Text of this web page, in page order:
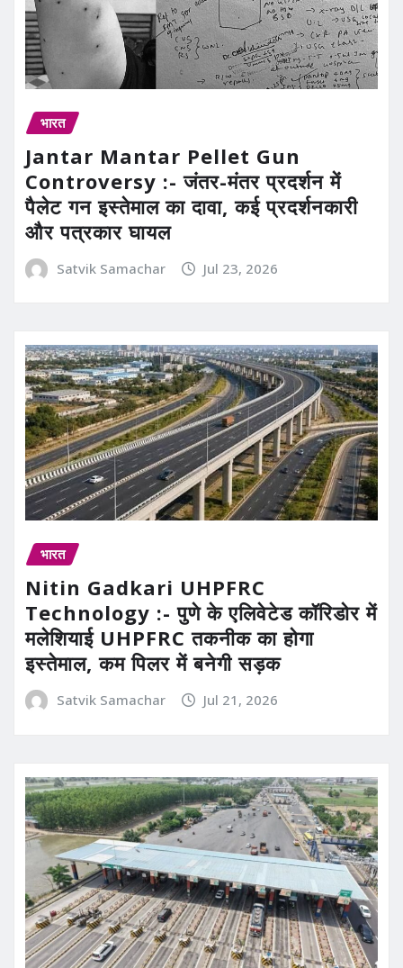
भारत
Jantar Mantar Pellet Gun
Controversy :- जंतर-मंतर प्रदर्शन में
पैलेट गन इस्तेमाल का दावा, कई प्रदर्शनकारी
और पत्रकार घायल
Satvik Samachar Jul 23, 2026
भारत
Nitin Gadkari UHPFRC
Technology :- पुणे के एलिवेटेड कॉरिडोर में
मलेशियाई UHPFRC तकनीक का होगा
इस्तेमाल, कम पिलर में बनेगी सड़क
Satvik Samachar Jul 21, 2026